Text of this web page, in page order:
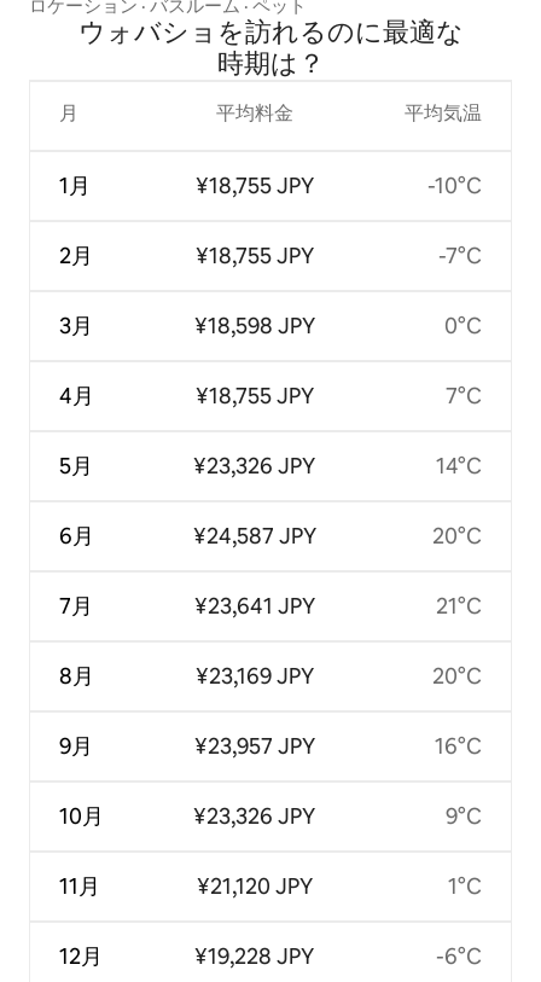
ロケーション · バスルーム · ペット
ウォバショを訪⁠れ⁠るの⁠に最⁠適⁠な
時⁠期⁠は⁠？
月
1月
2月
3月
4月
5月
6月
7月
8月
9月
10月
11月
12月
平均料金
¥18,755 JPY
¥18,755 JPY
¥18,598 JPY
¥18,755 JPY
¥23,326 JPY
¥24,587 JPY
¥23,641 JPY
¥23,169 JPY
¥23,957 JPY
¥23,326 JPY
¥21,120 JPY
¥19,228 JPY
平均気温
-10°C
-7°C
0°C
7°C
14°C
20°C
21°C
20°C
16°C
9°C
1°C
-6°C